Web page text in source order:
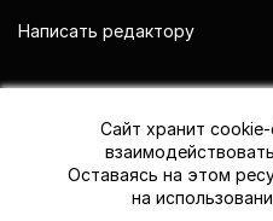
Написать редактору
Сайт хранит
Оставаясь на этом
на